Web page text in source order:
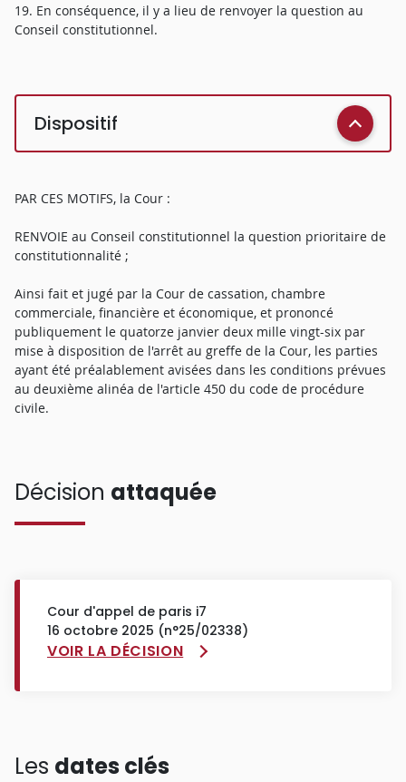
19. En conséquence, il y a lieu de renvoyer la question au
Conseil constitutionnel.
Dispositif
PAR CES MOTIFS, la Cour :
RENVOIE au Conseil constitutionnel la question prioritaire de
constitutionnalité ;
Ainsi fait et jugé par la Cour de cassation, chambre
commerciale, financière et économique, et prononcé
publiquement le quatorze janvier deux mille vingt-six par
mise à disposition de l'arrêt au greffe de la Cour, les parties
ayant été préalablement avisées dans les conditions prévues
au deuxième alinéa de l'article 450 du code de procédure
civile.
Décision attaquée
Cour d'appel de paris i7
16 octobre 2025 (n°25/02338)
VOIR LA DÉCISION
Les dates clés